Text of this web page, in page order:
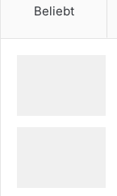
Beliebt